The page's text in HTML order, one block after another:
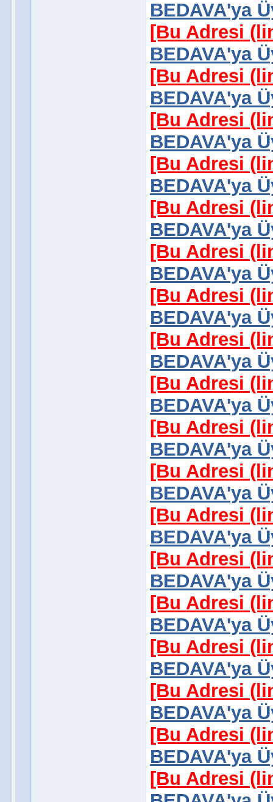
BEDAVA'ya
[Bu Adresi
BEDAVA'ya
[Bu Adresi
BEDAVA'ya
[Bu Adresi
BEDAVA'ya
[Bu Adresi
BEDAVA'ya
[Bu Adresi
BEDAVA'ya
[Bu Adresi
BEDAVA'ya
[Bu Adresi
BEDAVA'ya
[Bu Adresi
BEDAVA'ya
[Bu Adresi
BEDAVA'ya
[Bu Adresi
BEDAVA'ya
[Bu Adresi
BEDAVA'ya
[Bu Adresi
BEDAVA'ya
[Bu Adresi
BEDAVA'ya
[Bu Adresi
BEDAVA'ya
[Bu Adresi
BEDAVA'ya
[Bu Adresi
BEDAVA'ya
[Bu Adresi
BEDAVA'ya
[Bu Adresi